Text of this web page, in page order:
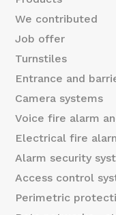
l
We contributed
Job offer
Turnstiles
Entrance and
Camera systems
Voice fire alarm
Electrical fire
Alarm security
Access control
Perimetric